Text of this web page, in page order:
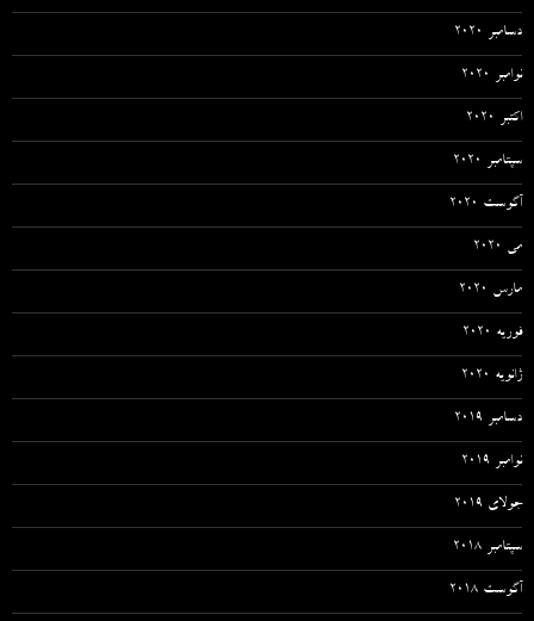
دسامبر 2020
نوامبر 2020
اکتبر 2020
سپتامبر 2020
آگوست 2020
می 2020
مارس 2020
فوریه 2020
ژانویه 2020
دسامبر 2019
نوامبر 2019
جولای 2019
سپتامبر 2018
آگوست 2018